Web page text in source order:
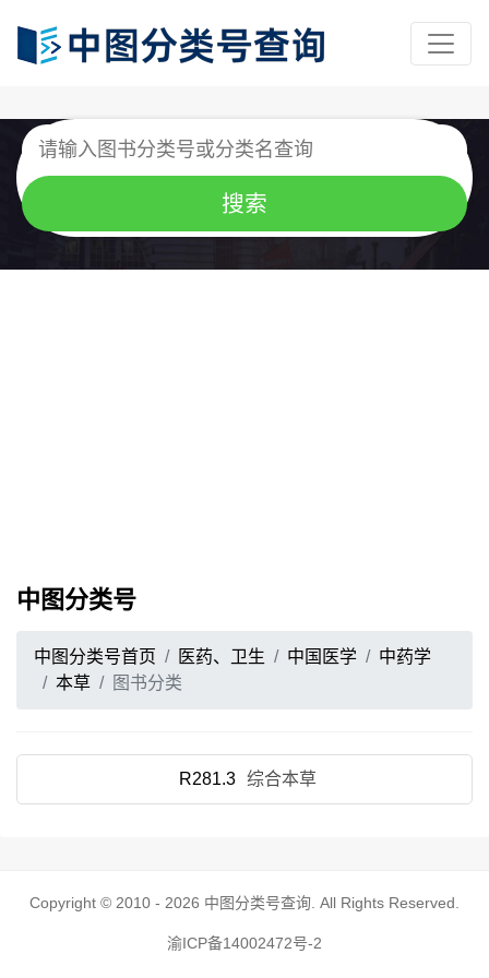
中图分类号
中图分类号首页 医药、卫生 中国医学
中药学
本草
图书分类
R281.3 综合本草
Copyright © 2010 - 2026 中图分类号查询 . All Rights Reserved.
渝ICP备14002472号-2